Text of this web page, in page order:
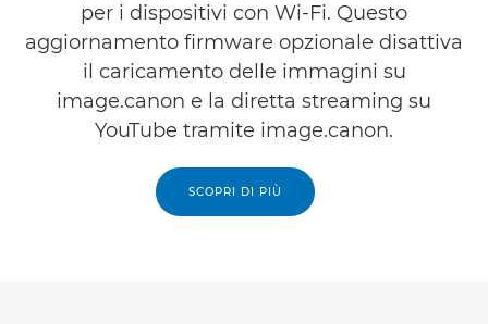
per i dispositivi con Wi‑Fi. Questo
aggiornamento firmware opzionale disattiva
il caricamento delle immagini su
image.canon e la diretta streaming su
YouTube tramite image.canon.
SCOPRI DI PIÙ